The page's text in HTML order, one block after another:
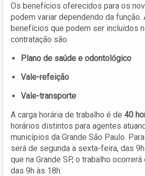
Os benefícios oferecidos para os
podem variar dependendo da função.
benefícios que podem ser incluídos
contratação são:
Plano de saúde e odontológico
Vale-refeição
Vale-transporte
A carga horária de trabalho é de 40
horários distintos para agentes
municípios da Grande São Paulo.
será de segunda a sexta-feira, das
que na Grande SP, o trabalho
das 9h às 18h.